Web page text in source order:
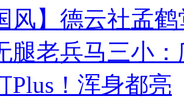
风】德云社孟
腿老兵马三小
Plus！浑身都亮